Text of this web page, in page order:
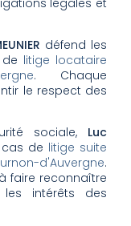
légales et
défend les
litige locataire
. Chaque
le respect des
sociale, Luc
de litige suite
d'Auvergne.
faire reconnaître
intérêts des